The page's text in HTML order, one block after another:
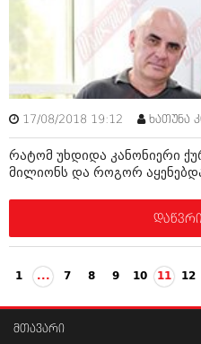
17/08/2018 19:12 ხათუნა
რატომ უხდიდა კანონიერი
მილიონს და როგორ
1 ... 7 8 9 10 11 12
მთავარი